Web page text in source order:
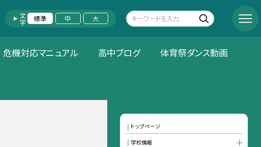
文字 標準 中 大
危機対応マニュアル 高中ブログ 体育祭ダンス動画
トップページ
学校情報